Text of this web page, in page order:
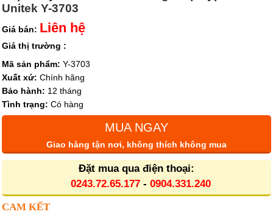
Unitek Y-3703
Giá bán: Liên hệ
Giá thị trường :
Mã sản phẩm: Y-3703
Xuất xứ: Chính hãng
Bảo hành: 12 tháng
Tình trạng: Có hàng
MUA NGAY
Giao hàng tận nơi, không thích không mua
Đặt mua qua điện thoại:
0243.72.65.177- 0904.331.240
CAM KẾT